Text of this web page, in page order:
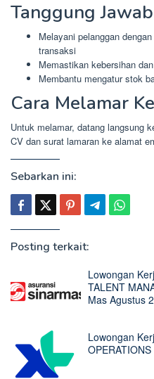
Tanggung
Melayani pelanggan
transaksi
Memastikan kebersihan
Membantu mengatur stok
Cara Melamar
Untuk melamar, datang langsung
CV dan surat lamaran ke alamat
Sebarkan ini:
Posting terkait:
Lowongan
TALENT
Mas Agustus
Lowongan